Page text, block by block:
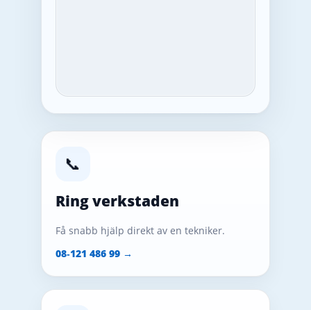
📞
Ring verkstaden
Få snabb hjälp direkt av en tekniker.
08‑121 486 99 →